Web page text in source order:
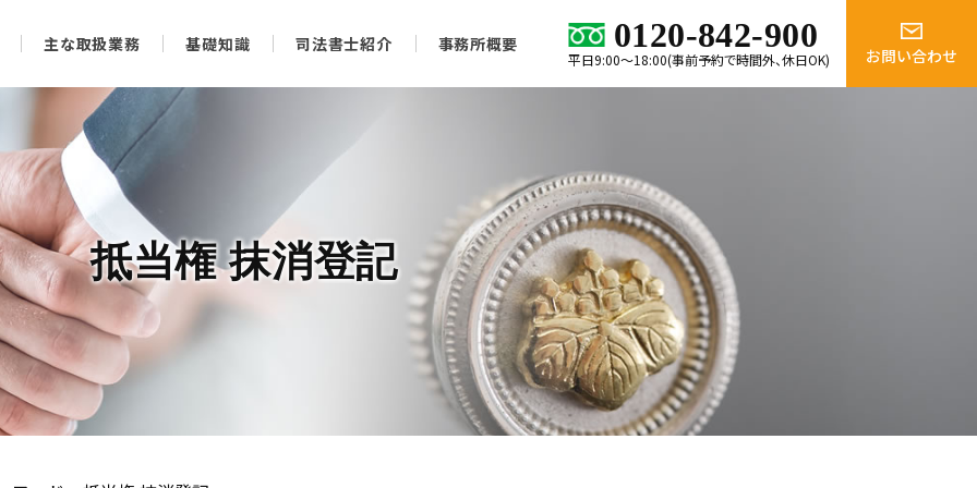
0120-842-900
平日9:00～18:00(事前予約で時間外、休日OK) お問い合わせ
主な取扱業務 基礎知識 司法書士紹介 事務所概要
抵当権 抹消登記